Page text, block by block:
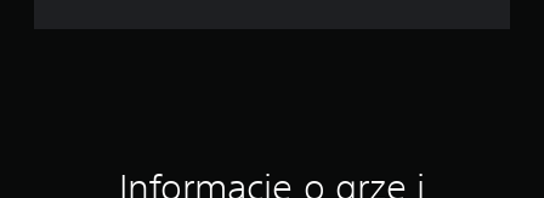
o
Informacje o grze i